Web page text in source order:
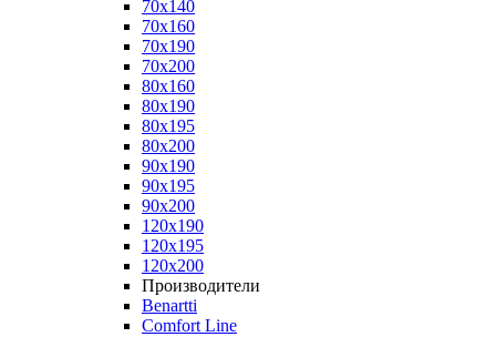
70x140
70x160
70x190
70x200
80x160
80x190
80x195
80x200
90x190
90x195
90x200
120x190
120x195
120x200
Производители
Benartti
Comfort Line